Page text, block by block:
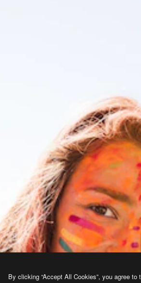
By clicking “Accept All Cookies”, you agree